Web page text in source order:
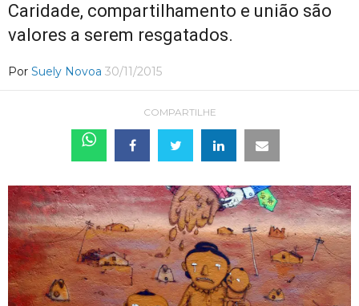
Caridade, compartilhamento e união são
valores a serem resgatados.
Por Suely Novoa 30/11/2015
COMPARTILHE